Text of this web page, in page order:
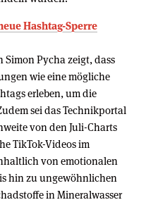
Hashtag-Sperre
Pycha zeigt, dass
wie eine mögliche
erleben, um die
sei das Technikportal
von den Juli-Charts
TikTok-Videos im
von emotionalen
hin zu ungewöhnlichen
in Mineralwasser